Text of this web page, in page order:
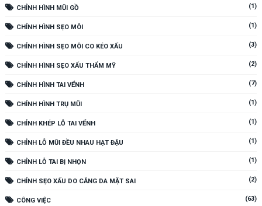
CHỈNH HÌNH MŨI GỒ (1)
CHỈNH HÌNH SẸO MÔI (1)
CHỈNH HÌNH SẸO MÔI CO KÉO XẤU (3)
CHỈNH HÌNH SẸO XẤU THẨM MỸ (2)
CHỈNH HÌNH TAI VỂNH (7)
CHỈNH HÌNH TRỤ MŨI (1)
CHỈNH KHÉP LỖ TAI VỂNH (1)
CHỈNH LỖ MŨI ĐỀU NHAU HẠT ĐẬU (1)
CHỈNH LỖ TAI BỊ NHỌN (1)
CHỈNH SẸO XẤU DO CĂNG DA MẶT SAI (2)
CÔNG VIỆC (63)